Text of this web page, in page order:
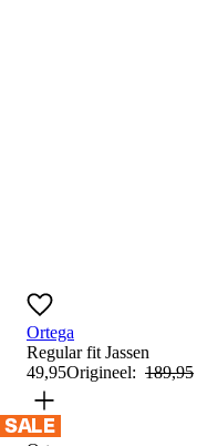
Ortega
Regular fitJassen
49,95Origineel: 189,95